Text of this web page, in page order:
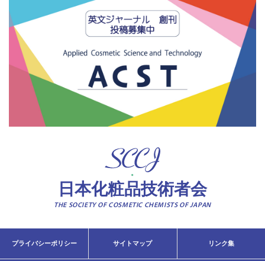
日本化粧品技術者会
THE SOCIETY OF COSMETIC CHEMISTS OF JAPAN
プライバシーポリシー サイトマップ リンク集